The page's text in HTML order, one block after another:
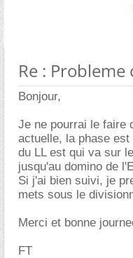
Re :
Bonjour,
Je ne pourrai le faire
actuelle, la phase
du LL est qui va sur
jusqu'au domino de
Si j'ai bien suivi, je
mets sous le
Merci et bonne
FT